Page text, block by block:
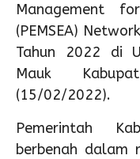
Management
(PEMSEA)
Tahun 2022 di
Mauk
(15/02/2022).
Pemerintah
berbenah dalam